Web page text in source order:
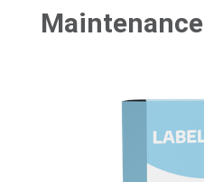
Maintenance